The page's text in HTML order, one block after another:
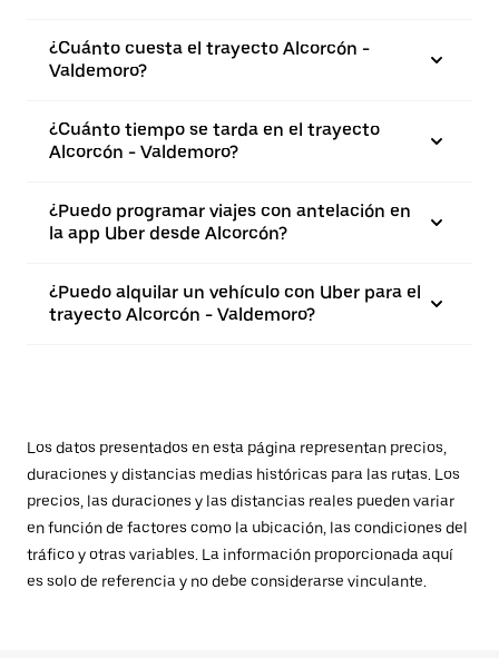
¿Cuánto cuesta el trayecto Alcorcón -
Valdemoro?
¿Cuánto tiempo se tarda en el trayecto
Alcorcón - Valdemoro?
¿Puedo programar viajes con antelación en
la app Uber desde Alcorcón?
¿Puedo alquilar un vehículo con Uber para el
trayecto Alcorcón - Valdemoro?
Los datos presentados en esta página representan precios,
duraciones y distancias medias históricas para las rutas. Los
precios, las duraciones y las distancias reales pueden variar
en función de factores como la ubicación, las condiciones del
tráfico y otras variables. La información proporcionada aquí
es solo de referencia y no debe considerarse vinculante.